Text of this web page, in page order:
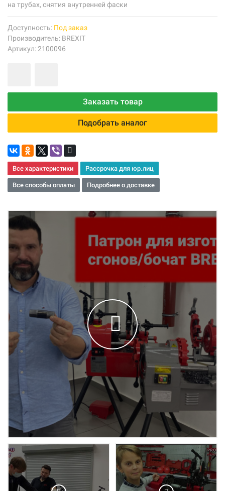
на трубах, снятия внутренней фаски
Доступность: Под заказ
Производитель: BREXIT
Артикул: 2100096
Заказать товар
Подобрать аналог
Все характеристики Рассрочка для юр.лиц
Все способы оплаты Подробнее о доставке